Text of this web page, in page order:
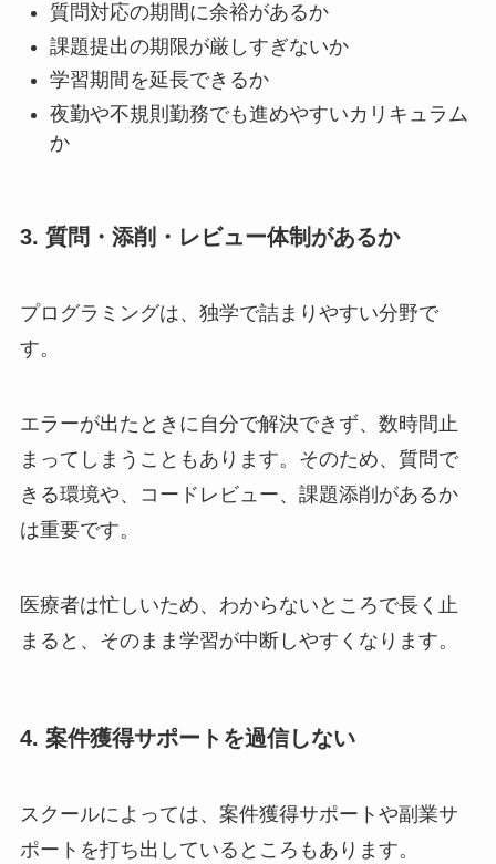
質問対応の期間に余裕があるか
課題提出の期限が厳しすぎないか
学習期間を延長できるか
夜勤や不規則勤務でも進めやすいカリキュラム
か
3. 質問・添削・レビュー体制があるか
プログラミングは、独学で詰まりやすい分野で
す。
エラーが出たときに自分で解決できず、数時間止
まってしまうこともあります。そのため、質問で
きる環境や、コードレビュー、課題添削があるか
は重要です。
医療者は忙しいため、わからないところで長く止
まると、そのまま学習が中断しやすくなります。
4. 案件獲得サポートを過信しない
スクールによっては、案件獲得サポートや副業サ
ポートを打ち出しているところもあります。